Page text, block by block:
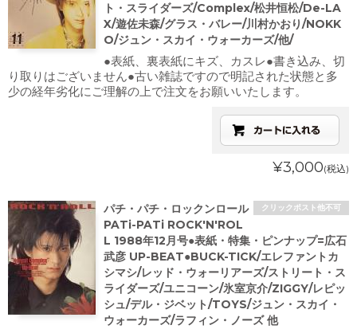
ト・スライダーズ/Complex/松井恒松/De-LA
X/遊佐未森/グラス・バレー/川村かおり/NOKK
O/ジュン・スカイ・ウォーカーズ/他/
●表紙、裏表紙にキズ、カスレ●書き込み、切
り取りはございません●古い雑誌ですので明記された状態と多
少の経年劣化にご理解の上で注文をお願いいたします。
¥3,000(税込)
クリックポスト他不可
パチ・パチ・ロックンロール
PATi-PATi ROCK'N'ROL
L 1988年12月号●表紙・特集・ピンナップ=広石
武彦 UP-BEAT●BUCK-TICK/エレファントカ
シマシ/レッド・ウォーリアーズ/ストリート・ス
ライダーズ/ユニコーン/氷室京介/ZIGGY/レピッ
シュ/デル・ジベット/TOYS/ジュン・スカイ・
ウォーカーズ/ラフィン・ノーズ 他